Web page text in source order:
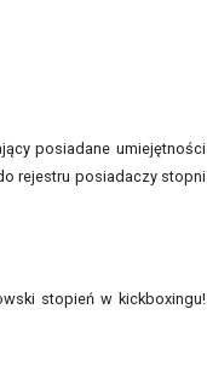
posiadane umiejętności
rejestru posiadaczy stopni
stopień w kickboxingu!